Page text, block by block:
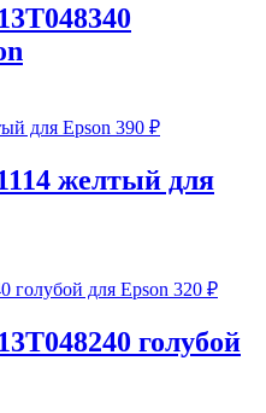
390 ₽
желтый для
320 ₽
голубой